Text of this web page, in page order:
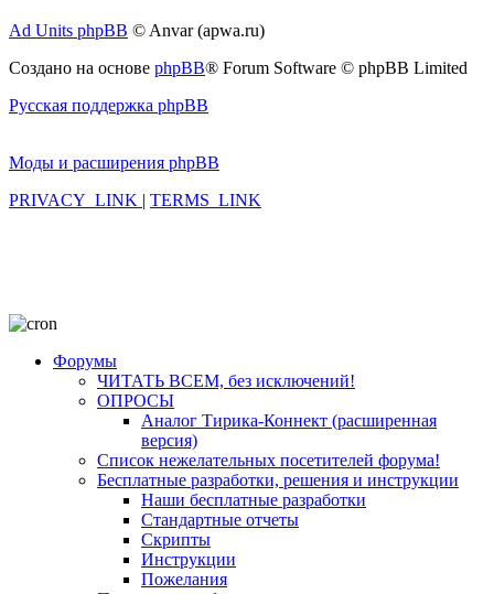
Ad Units phpBB © Anvar (apwa.ru)
Создано на основе phpBB® Forum Software © phpBB Limited
Русская поддержка phpBB
Моды и расширения phpBB
PRIVACY_LINK | TERMS_LINK
Форумы
ЧИТАТЬ ВСЕМ, без исключений!
ОПРОСЫ
Аналог Тирика-Коннект (расширенная
версия)
Список нежелательных посетителей форума!
Бесплатные разработки, решения и инструкции
Наши бесплатные разработки
Стандартные отчеты
Скрипты
Инструкции
Пожелания